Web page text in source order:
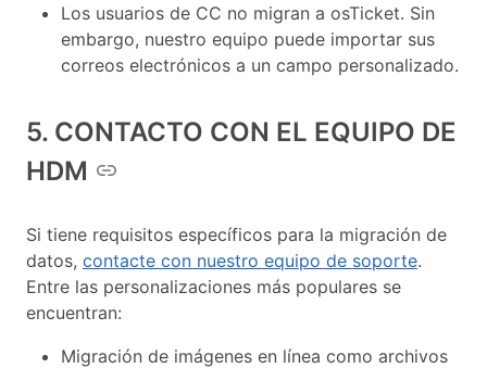
Los usuarios de CC no migran a osTicket. Sin
embargo, nuestro equipo puede importar sus
correos electrónicos a un campo personalizado.
5. CONTACTO CON EL EQUIPO DE
HDM
Si tiene requisitos específicos para la migración de
datos, contacte con nuestro equipo de soporte.
Entre las personalizaciones más populares se
encuentran:
Migración de imágenes en línea como archivos